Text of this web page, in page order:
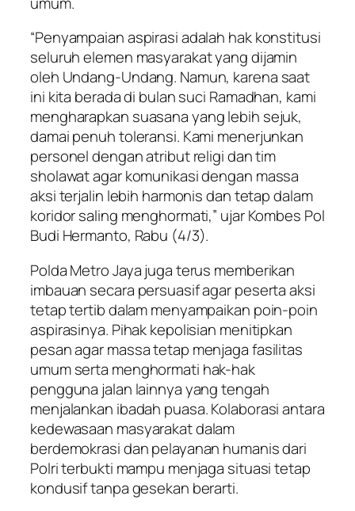
“Penyampaian aspirasi adalah hak konstitusi
seluruh elemen masyarakat yang dijamin
oleh Undang-Undang. Namun, karena saat
ini kita berada di bulan suci Ramadhan, kami
mengharapkan suasana yang lebih sejuk,
damai penuh toleransi. Kami menerjunkan
personel dengan atribut religi dan tim
sholawat agar komunikasi dengan massa
aksi terjalin lebih harmonis dan tetap dalam
koridor saling menghormati,” ujar Kombes Pol
Budi Hermanto, Rabu (4/3).
Polda Metro Jaya juga terus memberikan
imbauan secara persuasif agar peserta aksi
tetap tertib dalam menyampaikan poin-poin
aspirasinya. Pihak kepolisian menitipkan
pesan agar massa tetap menjaga fasilitas
umum serta menghormati hak-hak
pengguna jalan lainnya yang tengah
menjalankan ibadah puasa. Kolaborasi antara
kedewasaan masyarakat dalam
berdemokrasi dan pelayanan humanis dari
Polri terbukti mampu menjaga situasi tetap
kondusif tanpa gesekan berarti.